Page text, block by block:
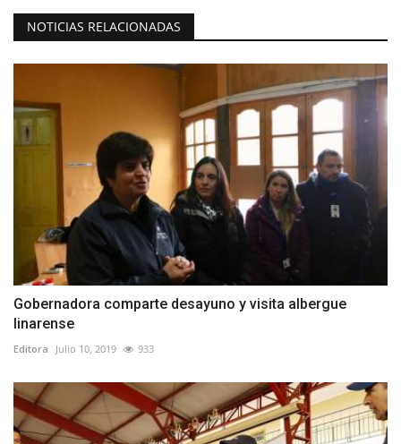
NOTICIAS RELACIONADAS
Gobernadora comparte desayuno y visita albergue
linarense
Editora Julio 10, 2019 933